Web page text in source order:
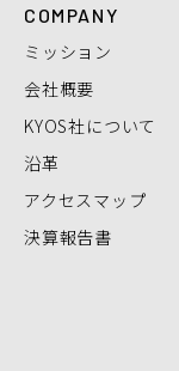
COMPANY
ミッション
会社概要
KYOS社について
沿革
アクセスマップ
決算報告書